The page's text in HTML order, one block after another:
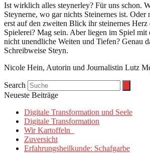
Ist wirklich alles steynerley? Für uns schon.
Steynerne, wo gar nichts Steinernes ist.
erst auf den zweiten Blick ihr steinernes
Spielerei? Mag sein. Aber liegen im Spiel
nicht unendliche Weiten und Tiefen? Genau
Schreibweise Steyn.
Nicole Hein, Autorin und Journalistin Lutz
Search
Neueste Beiträge
Digitale Transformation und Seele
Digitale Transformation
Wir Kartoffeln
Zuversicht
Erfahrungsheilkunde: Schafgarbe